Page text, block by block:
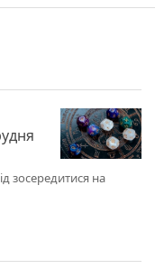
зосередитися на